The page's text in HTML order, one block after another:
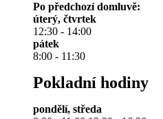
Po předchozí domluvě:
úterý, čtvrtek
12:30 - 14:00
pátek
8:00 - 11:30
Pokladní hodiny
pondělí, středa